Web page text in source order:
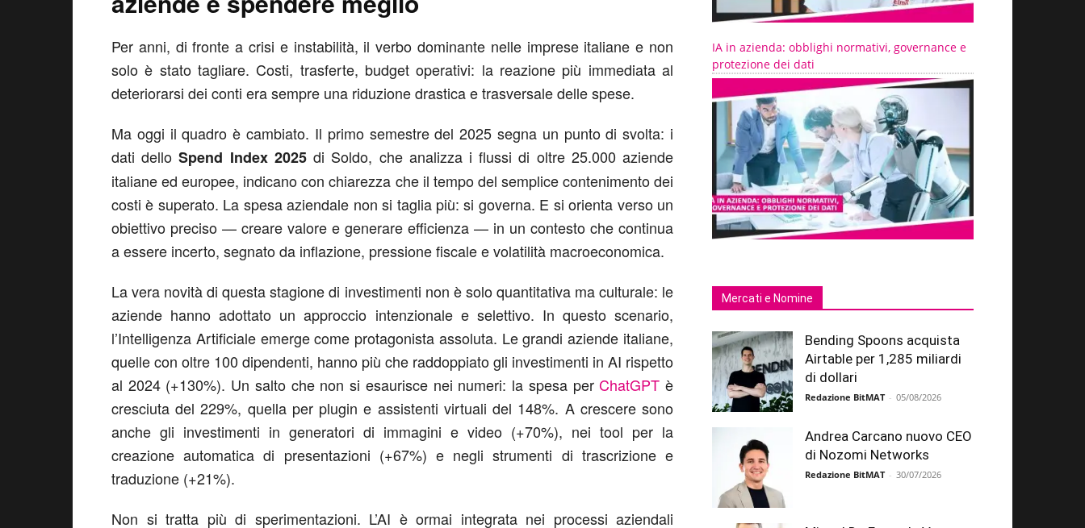
Per anni, di fronte a crisi e instabilità, il verbo dominante nelle imprese italiane e non
solo è stato tagliare. Costi, trasferte, budget operativi: la reazione più immediata al
deteriorarsi dei conti era sempre una riduzione drastica e trasversale delle spese.
Ma oggi il quadro è cambiato. Il primo semestre del 2025 segna un punto di svolta: i
dati delloSpend Index 2025di Soldo, che analizza i flussi di oltre 25.000 aziende
italiane ed europee, indicano con chiarezza che il tempo del semplice contenimento dei
costi è superato. La spesa aziendale non si taglia più: si governa. E si orienta verso un
obiettivo preciso — creare valore e generare efficienza — in un contesto che continua
a essere incerto, segnato da inflazione, pressione fiscale e volatilità macroeconomica.
La vera novità di questa stagione di investimenti non è solo quantitativa ma culturale: le
aziende hanno adottato un approccio intenzionale e selettivo. In questo scenario,
l’Intelligenza Artificiale emerge come protagonista assoluta. Le grandi aziende italiane,
quelle con oltre 100 dipendenti, hanno più che raddoppiato gli investimenti in AI rispetto
al 2024 (+130%). Un salto che non si esaurisce nei numeri: la spesa perChatGPT è
cresciuta del 229%, quella per plugin e assistenti virtuali del 148%. A crescere sono
anche gli investimenti in generatori di immagini e video (+70%), nei tool per la
creazione automatica di presentazioni (+67%) e negli strumenti di trascrizione e
traduzione (+21%).
Non si tratta più di sperimentazioni. L’AI è ormai integrata nei processi aziendali
IA in azienda: obblighi normativi, governance e
protezione dei dati
Mercati e Nomine
Bending Spoons acquista
Airtable per 1,285 miliardi
di dollari
Redazione BitMAT - 05/08/2026
Andrea Carcano nuovo CEO
di Nozomi Networks
Redazione BitMAT - 30/07/2026